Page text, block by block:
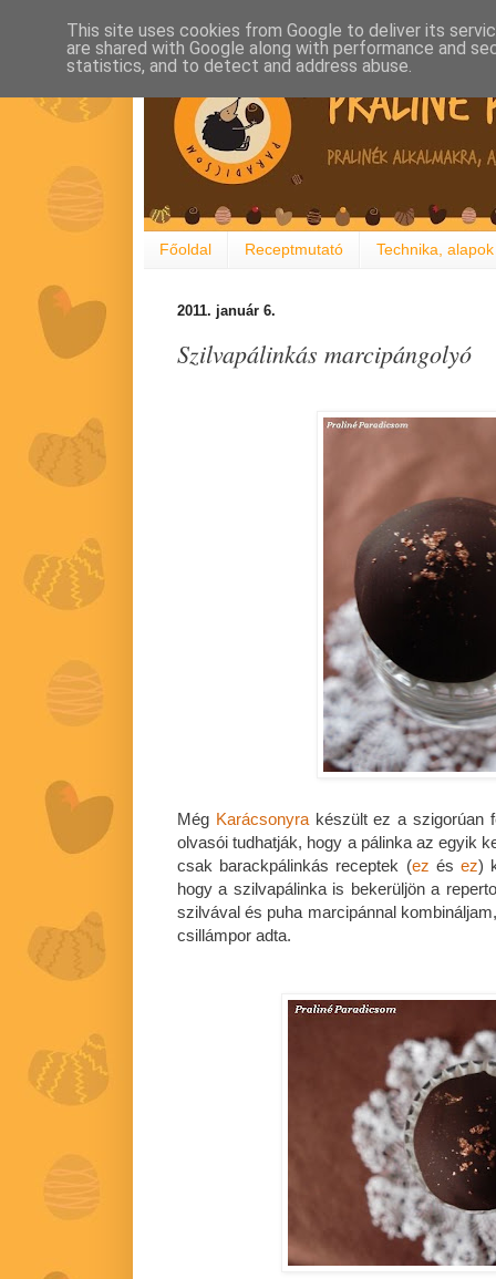
Főoldal Receptmutató Technika, alapok
2011. január 6.
Szilvapálinkás marcipángolyó
Még Karácsonyrakészült ez a szigorúan
olvasói tudhatják, hogy a pálinka az egyik
csak barackpálinkás receptek (ez ésez)
hogy a szilvapálinka is bekerüljön a
szilvával és puha marcipánnal
csillámpor adta.
This site uses cookies from Google to deliver its
are shared with Google along with performance and
statistics, and to detect and address abuse.